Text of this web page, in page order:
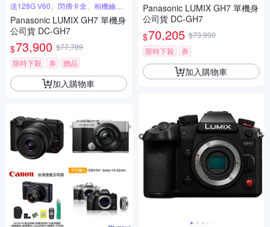
送128G V60、閃傳卡盒、相機鑰匙
圈
Panasonic LUMIX GH7 單機身
公司貨 DC-GH7
$73,900 $77,789
限時下殺
券 贈品
加入購物車
Panasonic LUMIX GH7 單機身
公司貨 DC-GH7
$70,205 $73,900
限時下殺
券
加入購物車